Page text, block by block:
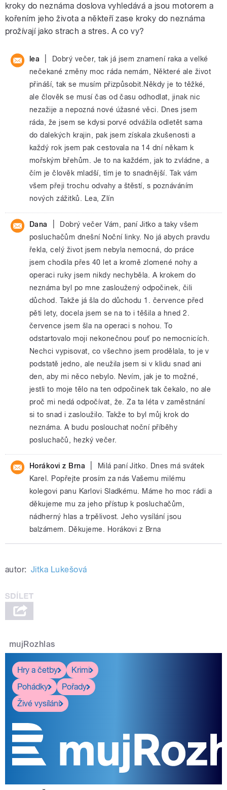
kroky do neznáma doslova vyhledává a jsou motorem a
kořením jeho života a někteří zase kroky do neznáma
prožívají jako strach a stres. A co vy?
lea
Dobrý večer, tak já jsem znamení raka a velké
nečekané změny moc ráda nemám, Některé ale život
přináší, tak se musím přizpůsobit.Někdy je to těžké,
ale člověk se musí čas od času odhodlat, jinak nic
nezažije a nepozná nové úžasné věci. Dnes jsem
ráda, že jsem se kdysi porvé odvážila odletět sama
do dalekých krajin, pak jsem získala zkušenosti a
každý rok jsem pak cestovala na 14 dní někam k
mořským břehům. Je to na každém, jak to zvládne, a
čím je člověk mladší, tím je to snadnější. Tak vám
všem přeji trochu odvahy a štěstí, s poznáváním
nových zážitků. Lea, Zlín
Dana
Dobrý večer Vám, paní Jitko a taky všem
posluchačům dnešní Noční linky. No já abych pravdu
řekla, celý život jsem nebyla nemocná, do práce
jsem chodila přes 40 let a kromě zlomené nohy a
operaci ruky jsem nikdy nechyběla. A krokem do
neznáma byl po mne zasloužený odpočinek, čili
důchod. Takže já šla do důchodu 1. července před
pěti lety, docela jsem se na to i těšila a hned 2.
července jsem šla na operaci s nohou. To
odstartovalo moji nekonečnou pouť po nemocnicích.
Nechci vypisovat, co všechno jsem prodělala, to je v
podstatě jedno, ale neužila jsem si v klidu snad ani
den, aby mi něco nebylo. Nevím, jak je to možné,
jestli to moje tělo na ten odpočinek tak čekalo, no ale
proč mi nedá odpočívat, že. Za ta léta v zaměstnání
si to snad i zasloužilo. Takže to byl můj krok do
neznáma. A budu poslouchat noční příběhy
posluchačů, hezký večer.
Horákovi z Brna
Milá paní Jitko. Dnes má svátek
Karel. Popřejte prosím za nás Vašemu milému
kolegovi panu Karlovi Sladkému. Máme ho moc rádi a
děkujeme mu za jeho přístup k posluchačům,
nádherný hlas a trpělivost. Jeho vysílání jsou
balzámem. Děkujeme. Horákovi z Brna
autor: Jitka Lukešová
mujRozhlas
Hry a četby
Krimi
Pohádky
Pořady
Živé vysílání